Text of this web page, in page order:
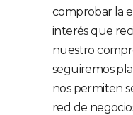
comprobar la
interés que
nuestro
seguiremos
nos permiten
red de